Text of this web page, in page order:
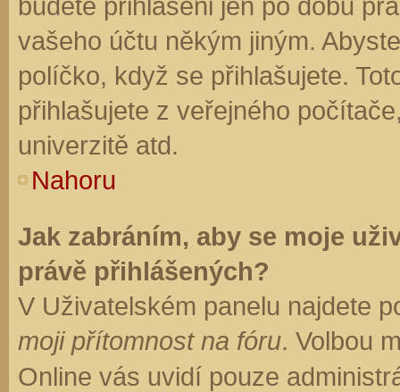
vašeho účtu někým jiným.
políčko, když se přihlašujete.
přihlašujete z veřejného
univerzitě atd.
Nahoru
Jak zabráním, aby se moje
právě přihlášených?
V Uživatelském panelu najdete
moji přítomnost na fóru. Volbou
Online vás uvidí pouze